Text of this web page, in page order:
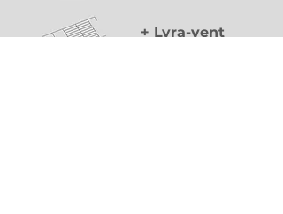
+ Lyra-vent